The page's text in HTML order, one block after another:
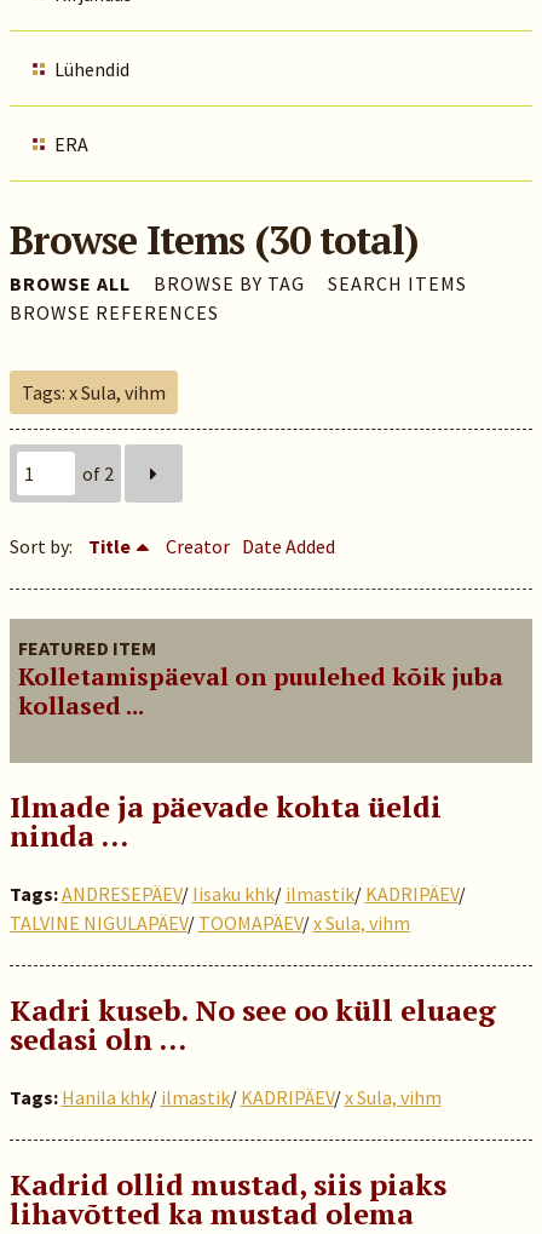
Lühendid
ERA
Browse Items (30 total)
BROWSE ALL BROWSE BY TAG
SEARCH ITEMS
BROWSE REFERENCES
Tags: x Sula, vihm
of 2
Sort by: Title Creator Date Added
FEATURED ITEM
Kolletamispäeval on puulehed kõik juba
kollased ...
Ilmade ja päevade kohta üeldi
ninda …
Tags:ANDRESEPÄEV/ Iisaku khk/ ilmastik/ KADRIPÄEV/
TALVINE NIGULAPÄEV/ TOOMAPÄEV/x Sula, vihm
Kadri kuseb. No see oo küll eluaeg
sedasi oln …
Tags: Hanila khk/ ilmastik/ KADRIPÄEV/x Sula, vihm
Kadrid ollid mustad, siis piaks
lihavõtted ka mustad olema